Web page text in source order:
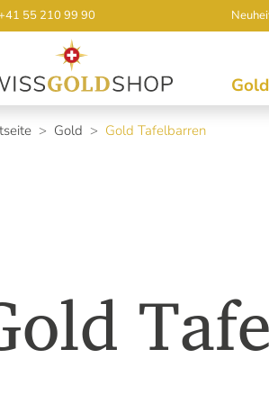
55 210 99 90
Gold
Gold Gold Tafelbarren